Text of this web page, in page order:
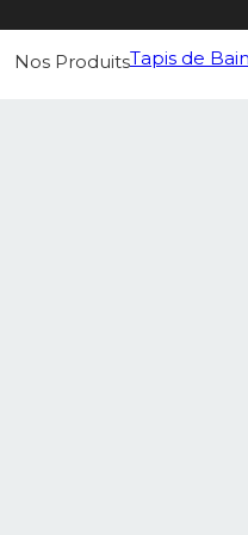
Nos ProduitsTapis de Bain